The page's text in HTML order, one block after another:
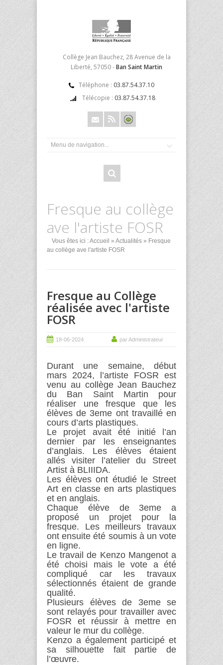
Collège Jean Bauchez, 28 Avenue de la
Liberté, 57050 -Ban Saint Martin
Téléphone : 03.87.54.37.10
Télécopie : 03.87.54.37.18
Fresque au collège
ave l'artiste FOSR
Vous êtes ici :Accueil » Actualités » Fresque
au collège ave l'artiste FOSR
Fresque au Collège
réalisée avec l'artiste
FOSR
18-06-2024 par Administrateur
Durant une semaine, début
mars 2024, l’artiste FOSR est
venu au collège Jean Bauchez
du Ban Saint Martin pour
réaliser une fresque que les
élèves de 3eme ont travaillé en
cours d’arts plastiques.
Le projet avait été initié l’an
dernier par les enseignantes
d’anglais. Les élèves étaient
allés visiter l’atelier du Street
Artist à BLIIIDA.
Les élèves ont étudié le Street
Art en classe en arts plastiques
et en anglais.
Chaque élève de 3eme a
proposé un projet pour la
fresque. Les meilleurs travaux
ont ensuite été soumis à un vote
en ligne.
Le travail de Kenzo Mangenot a
été choisi mais le vote a été
compliqué car les travaux
sélectionnés étaient de grande
qualité.
Plusieurs élèves de 3eme se
sont relayés pour travailler avec
FOSR et réussir à mettre en
valeur le mur du collège.
Kenzo a également participé et
sa silhouette fait partie de
l’œuvre.